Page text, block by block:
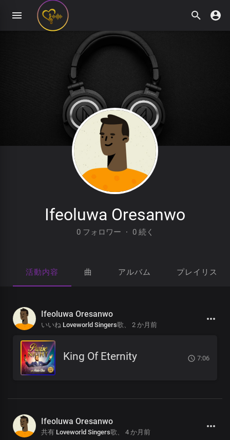
Ifeoluwa Oresanwo
0 フォロワー · 0 続く
活動内容 曲 アルバム プレイリスト
Ifeoluwa Oresanwo
いいね Loveworld Singers歌、 2 か月前
King Of Eternity 7:06
Ifeoluwa Oresanwo
共有 Loveworld Singers歌、 4 か月前